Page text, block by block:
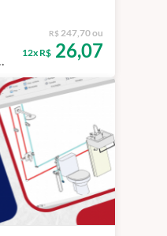
R$ 247,70 ou
12x R$26,07